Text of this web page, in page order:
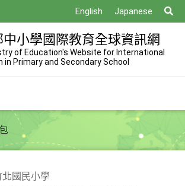
English Japanese
尋
小學國際教育全球資訊網
of Education's Website for International
in Primary and Secondary School
國民小學